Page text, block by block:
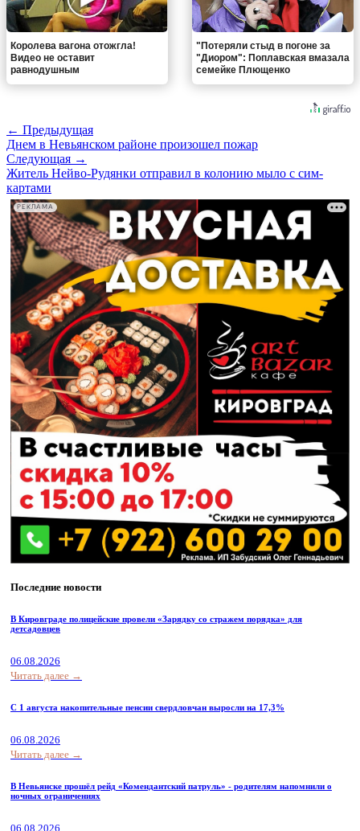
Королева вагона отожгла!
Видео не оставит
равнодушным
"Потеряли стыд в погоне за
"Диором": Поплавская вмазала
семейке Плющенко
← Предыдущая
Днем в Невьянском районе произошел пожар
Следующая →
Житель Нейво-Рудянки отправил в колонию мыло с сим-
картами
РЕКЛАМА
Последние новости
В Кировграде полицейские провели «Зарядку со стражем порядка» для
детсадовцев
06.08.2026
Читать далее →
С 1 августа накопительные пенсии свердловчан выросли на 17,3%
06.08.2026
Читать далее →
В Невьянске прошёл рейд «Комендантский патруль» - родителям напомнили о
ночных ограничениях
06.08.2026